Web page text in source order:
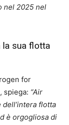
nel 2025 nel
sua flotta
for
spiega: “Air
flotta
è orgogliosa di